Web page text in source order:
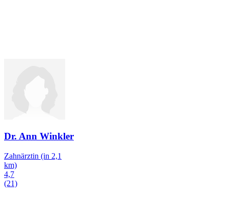
Dr. Ann Winkler
Zahnärztin (in 2,1
km)
4,7
(21)